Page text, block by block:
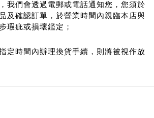
我們會透過電郵或電話通知您，您須於
及確認訂單，於營業時間內親臨本店與
瑕疵或損壞鑑定；
定時間內辦理換貨手續，則將被視作放